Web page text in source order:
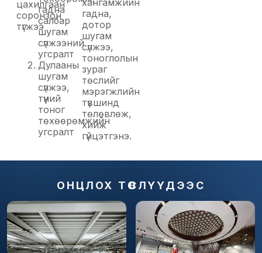
цахилгаан
соронзон
түгжээ
гадна
салбар
шугам
сүлжээний
угсралт
Дулааны
шугам
сүлжээ,
түүний
тоног
төхөөрөмжийн
угсралт
хангамжийн
гадна,
дотор
шугам
сүлжээ,
тоноглолын
зураг
төслийг
мэрэгжлийн
түвшинд
төлөвлөж,
хийж
гүйцэтгэнэ.
ОНЦЛОХ ТӨСЛҮҮДЭЭС